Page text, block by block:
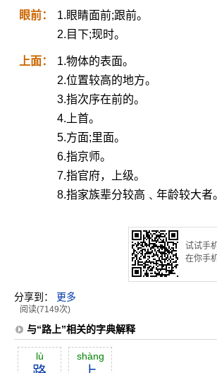
眼前：
1.眼睛面前;跟前。
2.目下;现时。
上面：
1.物体的表面。
2.位置较高的地方。
3.指次序在前的。
4.上首。
5.方面;里面。
6.指京师。
7.指官府，上级。
8.指家族辈分较高﹑年龄较大者
试试手
在你手
分享到： 更多
阅读(7149次)
与“路上”相关的字典解释
lù shàng